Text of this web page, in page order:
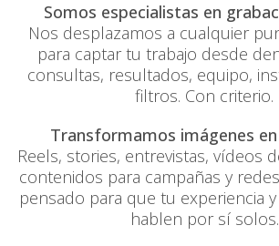
Somos especialistas en
Nos desplazamos a cualquier
para captar tu trabajo desde
consultas, resultados, equipo,
filtros. Con criterio.
Transformamos imágenes
Reels, stories, entrevistas, vídeos
contenidos para campañas y
pensado para que tu experiencia
hablen por sí solos.